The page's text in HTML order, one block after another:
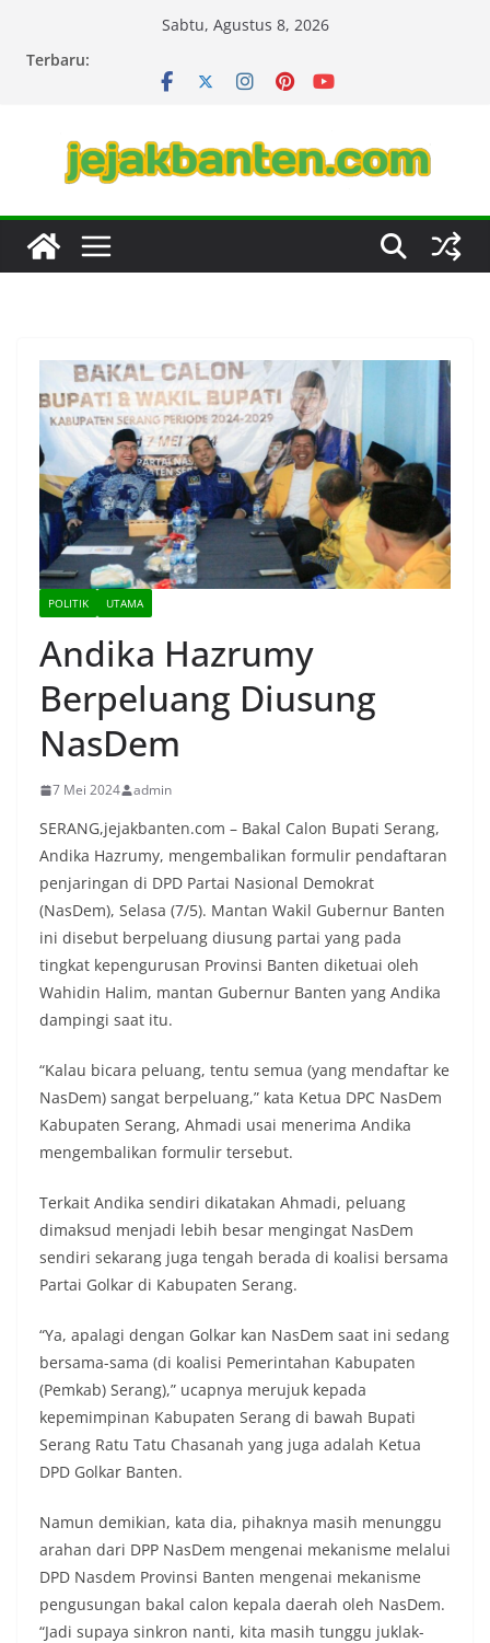
Sabtu, Agustus 8, 2026
Terbaru:
POLITIK UTAMA
Andika Hazrumy
Berpeluang Diusung
NasDem
7 Mei 2024 admin
SERANG,jejakbanten.com – Bakal Calon Bupati Serang,
Andika Hazrumy, mengembalikan formulir pendaftaran
penjaringan di DPD Partai Nasional Demokrat
(NasDem), Selasa (7/5). Mantan Wakil Gubernur Banten
ini disebut berpeluang diusung partai yang pada
tingkat kepengurusan Provinsi Banten diketuai oleh
Wahidin Halim, mantan Gubernur Banten yang Andika
dampingi saat itu.
“Kalau bicara peluang, tentu semua (yang mendaftar ke
NasDem) sangat berpeluang,” kata Ketua DPC NasDem
Kabupaten Serang, Ahmadi usai menerima Andika
mengembalikan formulir tersebut.
Terkait Andika sendiri dikatakan Ahmadi, peluang
dimaksud menjadi lebih besar mengingat NasDem
sendiri sekarang juga tengah berada di koalisi bersama
Partai Golkar di Kabupaten Serang.
“Ya, apalagi dengan Golkar kan NasDem saat ini sedang
bersama-sama (di koalisi Pemerintahan Kabupaten
(Pemkab) Serang),” ucapnya merujuk kepada
kepemimpinan Kabupaten Serang di bawah Bupati
Serang Ratu Tatu Chasanah yang juga adalah Ketua
DPD Golkar Banten.
Namun demikian, kata dia, pihaknya masih menunggu
arahan dari DPP NasDem mengenai mekanisme melalui
DPD Nasdem Provinsi Banten mengenai mekanisme
pengusungan bakal calon kepala daerah oleh NasDem.
“Jadi supaya sinkron nanti, kita masih tunggu juklak-